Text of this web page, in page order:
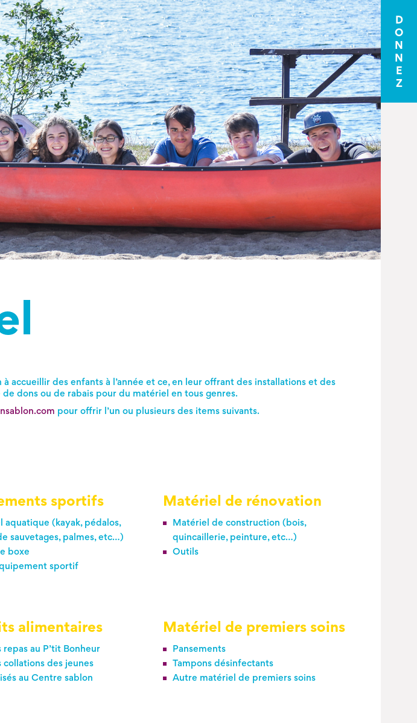
accueillir des enfants à l’année et ce, en leur offrant des installations et des
dons ou de rabais pour du matériel en tous genres.
pour offrir l’un ou plusieurs des items suivants.
sportifs
aquatique (kayak, pédalos,
sauvetages, palmes, etc…)
boxe
sportif
Matériel de rénovation
Matériel de construction (bois,
quincaillerie, peinture, etc…)
Outils
alimentaires
repas au P’tit Bonheur
collations des jeunes
au Centre sablon
Matériel de premiers soins
Pansements
Tampons désinfectants
Autre matériel de premiers soins
D
O
N
N
E
Z